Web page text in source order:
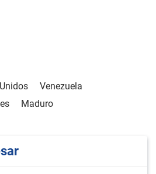
Venezuela
Maduro